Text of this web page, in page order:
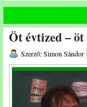
Rendkívüli
novemberi
Öt évtized –
Szerző: Simon Sándor